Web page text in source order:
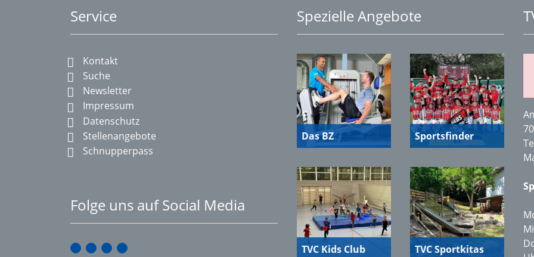
Service
Kontakt
Suche
Newsletter
Impressum
Datenschutz
Stellenangebote
Schnupperpass
Folge uns auf Social Media
Spezielle Angebote
Das BZ Sportsfinder
TVC Kids Club TVC Sportkitas